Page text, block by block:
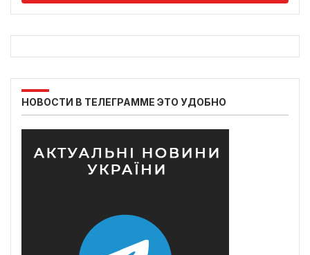
НОВОСТИ В ТЕЛЕГРАММЕ ЭТО УДОБНО